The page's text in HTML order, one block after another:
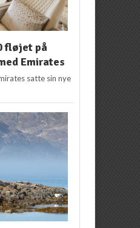
fløjet på
Emirates
satte sin nye